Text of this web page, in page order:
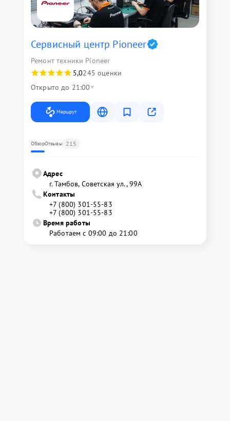
Сервисный центр Pioneer
Ремонт техники Pioneer
5,0245 оценки
Открыто до 21:00
Маршрут
ОбзорОтзывы 215
Адрес
г. Тамбов, Советская ул., 99А
Контакты
+7 (800) 301-55-83
+7 (800) 301-55-83
Время работы
Работаем с 09:00 до 21:00